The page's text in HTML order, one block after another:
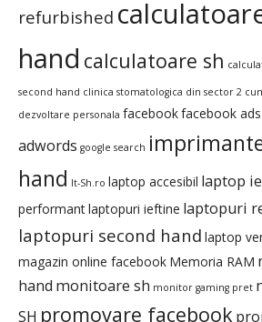
refurbished
hand calculatoare sh
second hand clinica stomatologica din sector 2
dezvoltare personala facebookfacebook ads
adwords google search
hand It-Sh.ro laptop accesibil laptop
performantlaptopuri ieftine laptopuri
laptopuri second hand laptop
magazin online facebook Memoria RAM
hand monitoare sh monitor gaming pret
SH promovare facebook